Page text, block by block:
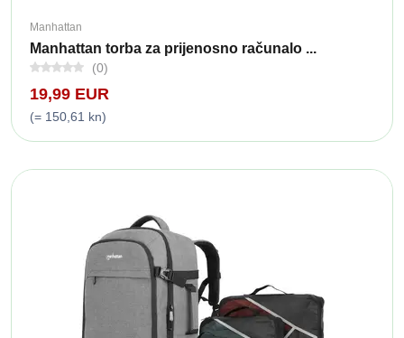
Manhattan
Manhattan torba za prijenosno računalo ...
(0)
19,99 EUR
(= 150,61 kn)